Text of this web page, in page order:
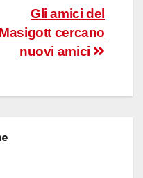
Gli amici del
Masigott cercano
nuovi amici